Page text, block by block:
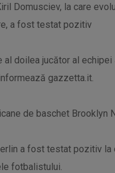
Domusciev, la care
a fost testat pozitiv
al doilea jucător al
gazzetta.it.
de baschet Brooklyn
a fost testat pozitiv la
fotbalistului.